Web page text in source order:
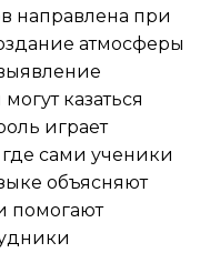
направлена при
атмосферы
казаться
играет
сами ученики
объясняют
помогают